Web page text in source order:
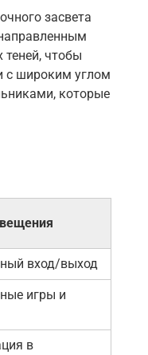
засвета
чтобы
с широким углом
которые
вход/выход
игры и
в